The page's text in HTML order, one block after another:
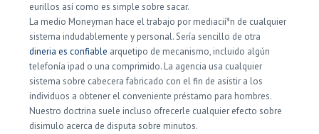
eurillos así­ como es simple sobre sacar.
La medio Moneyman hace el trabajo por mediacií³n de cualquier
sistema indudablemente y personal. Serí­a sencillo de otra
dineria es confiable arquetipo de mecanismo, incluido algún
telefonía ipad o una comprimido. La agencia usa cualquier
sistema sobre cabecera fabricado con el fin de asistir a los
individuos a obtener el conveniente préstamo para hombres.
Nuestro doctrina suele incluso ofrecerle cualquier efecto sobre
disimulo acerca de disputa sobre minutos.